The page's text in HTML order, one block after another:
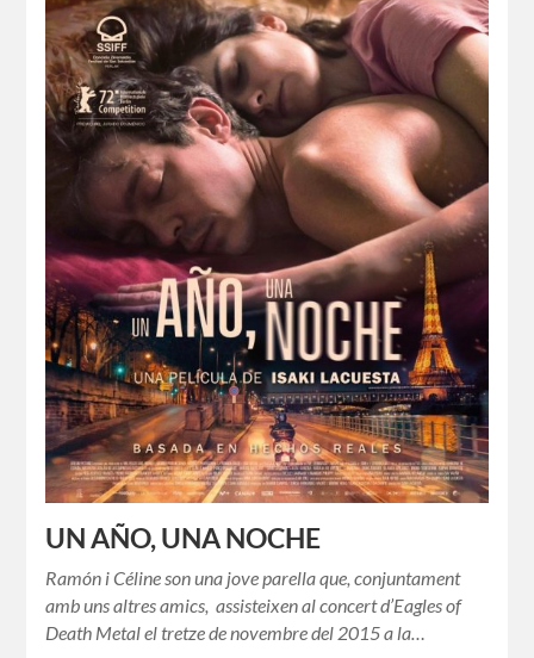
UN AÑO, UNA NOCHE
Ramón i Céline son una jove parella que, conjuntament
amb uns altres amics, assisteixen al concert d’Eagles of
Death Metal el tretze de novembre del 2015 a la…